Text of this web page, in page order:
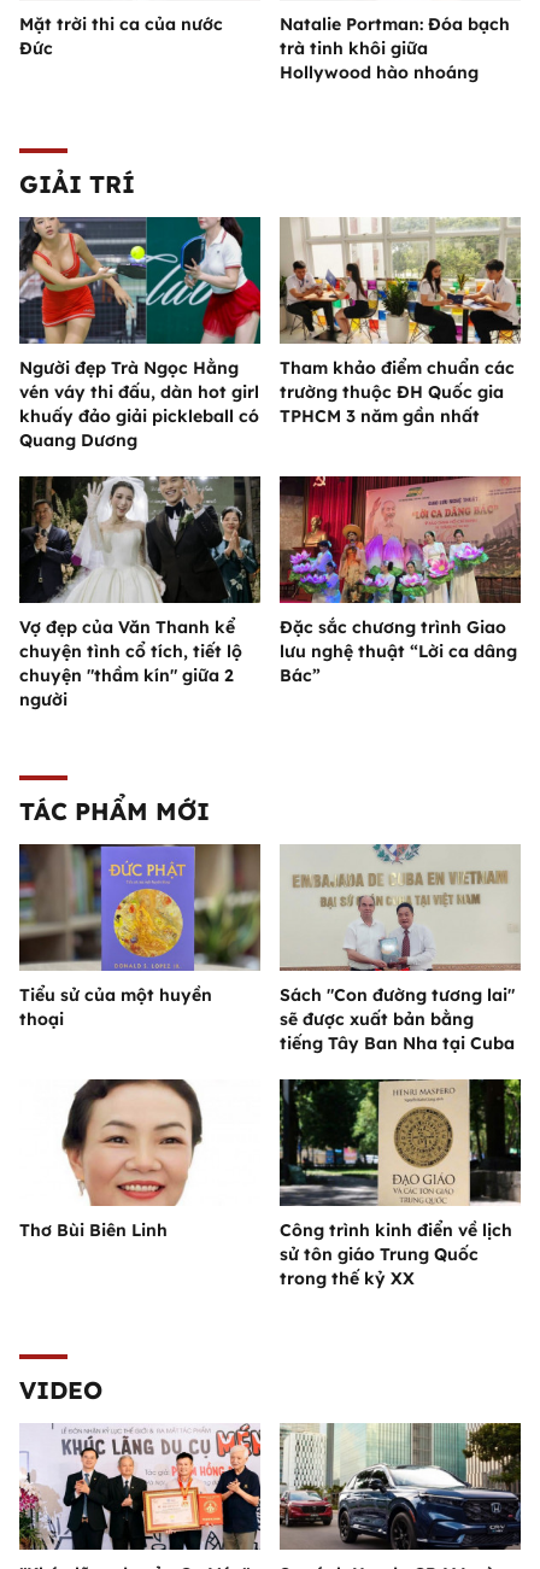
Mặt trời thi ca của nước
Đức
Natalie Portman: Đóa bạch
trà tinh khôi giữa
Hollywood hào nhoáng
GIẢI TRÍ
Người đẹp Trà Ngọc Hằng
vén váy thi đấu, dàn hot girl
khuấy đảo giải pickleball có
Quang Dương
Tham khảo điểm chuẩn các
trường thuộc ĐH Quốc gia
TPHCM 3 năm gần nhất
Vợ đẹp của Văn Thanh kể
chuyện tình cổ tích, tiết lộ
chuyện "thầm kín" giữa 2
người
Đặc sắc chương trình Giao
lưu nghệ thuật “Lời ca dâng
Bác”
TÁC PHẨM MỚI
Tiểu sử của một huyền
thoại
Sách "Con đường tương lai"
sẽ được xuất bản bằng
tiếng Tây Ban Nha tại Cuba
Thơ Bùi Biên Linh
Công trình kinh điển về lịch
sử tôn giáo Trung Quốc
trong thế kỷ XX
VIDEO